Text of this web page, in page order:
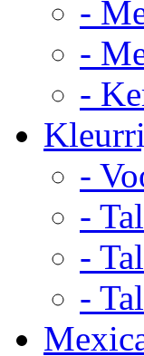
-
-
-
-
-
-
-